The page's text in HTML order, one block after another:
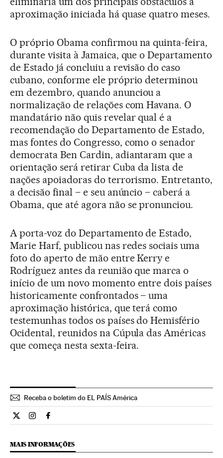
aproximação iniciada há quase quatro meses.
O próprio Obama confirmou na quinta-feira,
durante visita à Jamaica, que o Departamento
de Estado já concluiu a revisão do caso
cubano, conforme ele próprio determinou
em dezembro, quando anunciou a
normalização de relações com Havana. O
mandatário não quis revelar qual é a
recomendação do Departamento de Estado,
mas fontes do Congresso, como o senador
democrata Ben Cardin, adiantaram que a
orientação será retirar Cuba da lista de
nações apoiadoras do terrorismo. Entretanto,
a decisão final – e seu anúncio – caberá a
Obama, que até agora não se pronunciou.
A porta-voz do Departamento de Estado,
Marie Harf, publicou nas redes sociais uma
foto do aperto de mão entre Kerry e
Rodríguez antes da reunião que marca o
início de um novo momento entre dois países
historicamente confrontados – uma
aproximação histórica, que terá como
testemunhas todos os países do Hemisfério
Ocidental, reunidos na Cúpula das Américas
que começa nesta sexta-feira.
Receba o boletim do EL PAÍS América
Internacional El País Brasil en Twitter
Internacional El País Brasil en Instagram
Internacional El País Brasil en Facebook
MAIS INFORMAÇÕES